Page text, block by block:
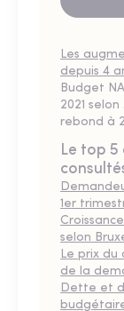
Les
depuis 4
Budget
2021
rebond à
Le top 5
1er
selon
Le prix du
de la
Dette et